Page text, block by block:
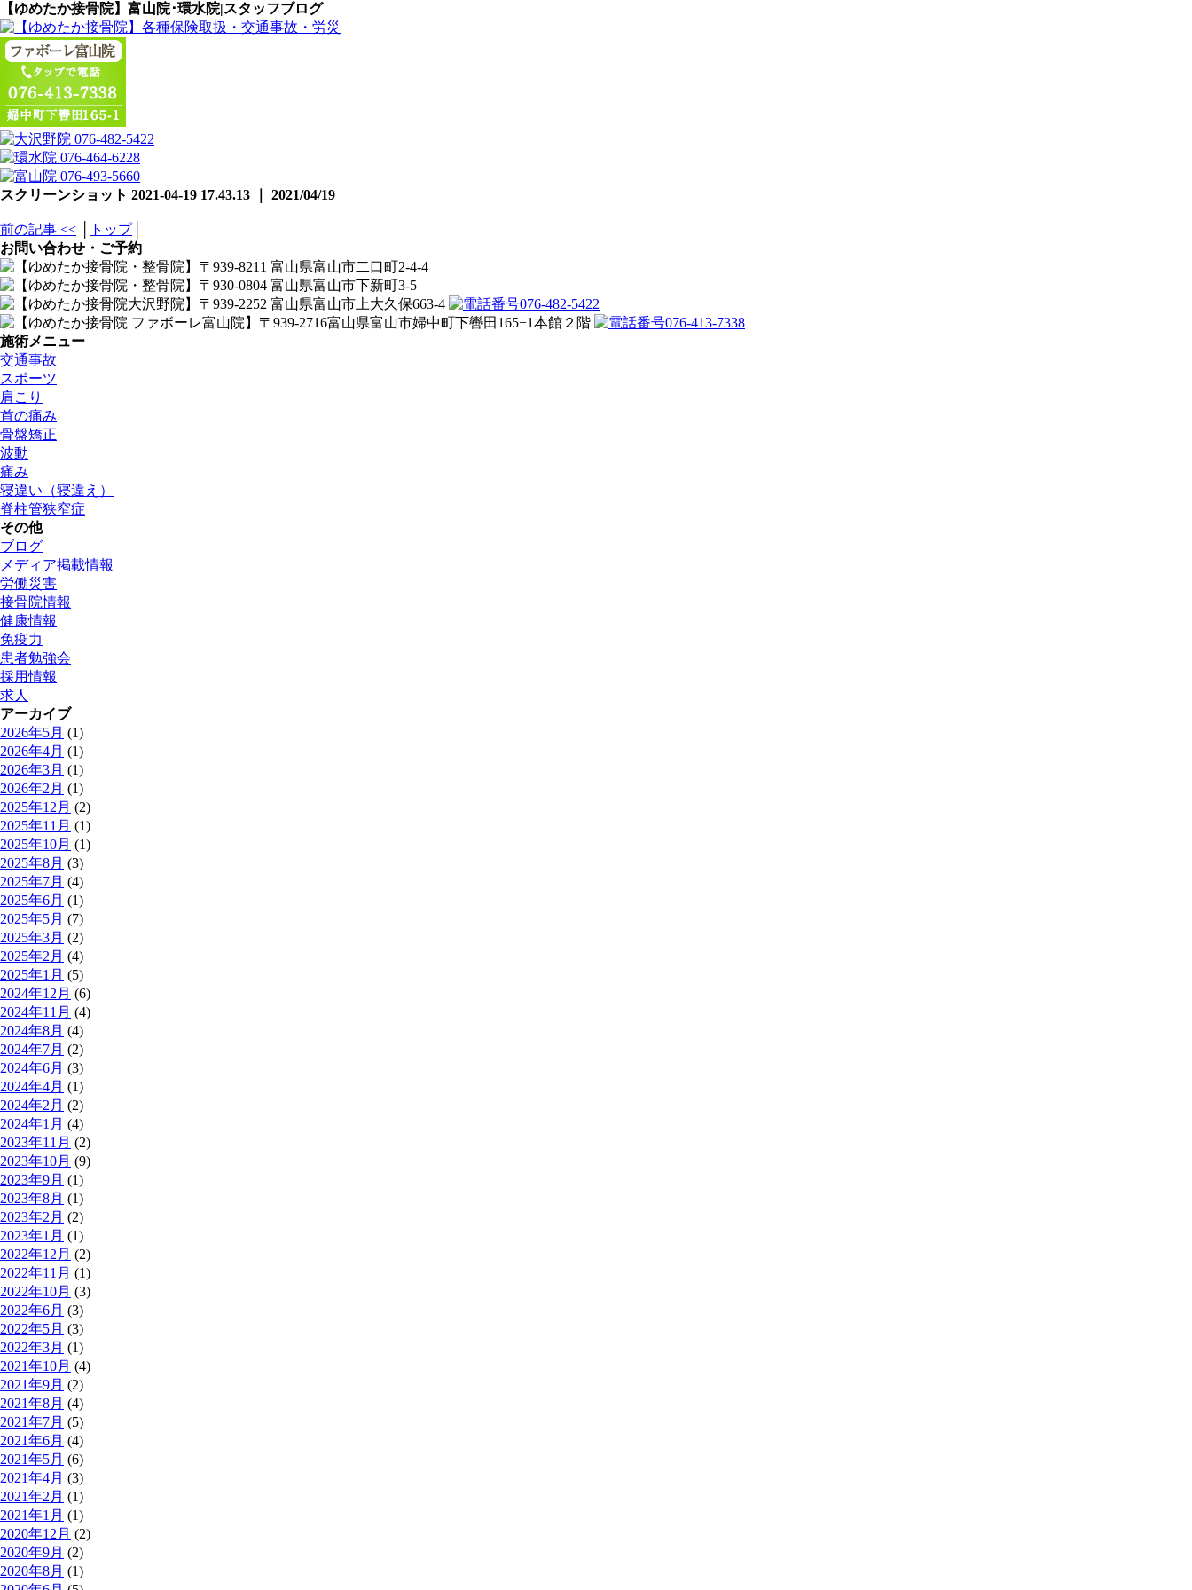
【ゆめたか接骨院】富山院･環水院|スタッフブログ
スクリーンショット 2021-04-19 17.43.13 ｜ 2021/04/19
前の記事 << トップ│
お問い合わせ・ご予約
施術メニュー
交通事故
スポーツ
肩こり
首の痛み
骨盤矯正
波動
痛み
寝違い（寝違え）
脊柱管狭窄症
その他
ブログ
メディア掲載情報
労働災害
接骨院情報
健康情報
免疫力
患者勉強会
採用情報
求人
アーカイブ
2026年5月 (1)
2026年4月 (1)
2026年3月 (1)
2026年2月 (1)
2025年12月 (2)
2025年11月 (1)
2025年10月 (1)
2025年8月 (3)
2025年7月 (4)
2025年6月 (1)
2025年5月 (7)
2025年3月 (2)
2025年2月 (4)
2025年1月 (5)
2024年12月 (6)
2024年11月 (4)
2024年8月 (4)
2024年7月 (2)
2024年6月 (3)
2024年4月 (1)
2024年2月 (2)
2024年1月 (4)
2023年11月 (2)
2023年10月 (9)
2023年9月 (1)
2023年8月 (1)
2023年2月 (2)
2023年1月 (1)
2022年12月 (2)
2022年11月 (1)
2022年10月 (3)
2022年6月 (3)
2022年5月 (3)
2022年3月 (1)
2021年10月 (4)
2021年9月 (2)
2021年8月 (4)
2021年7月 (5)
2021年6月 (4)
2021年5月 (6)
2021年4月 (3)
2021年2月 (1)
2021年1月 (1)
2020年12月 (2)
2020年9月 (2)
2020年8月 (1)